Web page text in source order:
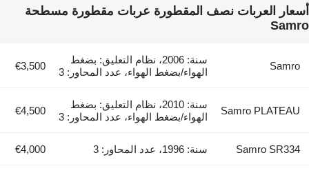
أسعار العربات نصف المقطورة عربات مقطورة مسطحة
Samro
Samro
سنة: 2006، نظام التعليق: بضغط
الهواء/بضغط الهواء، عدد المحاور: 3
€3,500
Samro PLATEAU
سنة: 2010، نظام التعليق: بضغط
الهواء/بضغط الهواء، عدد المحاور: 3
€4,500
Samro SR334 سنة: 1996، عدد المحاور: 3 €4,000